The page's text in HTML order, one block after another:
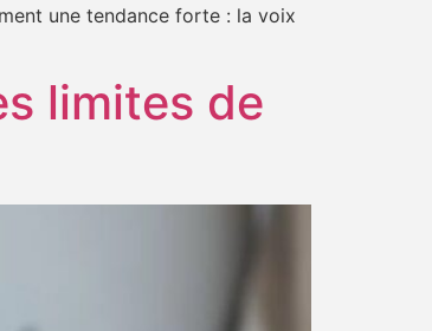
une tendance forte : la voix
limites de